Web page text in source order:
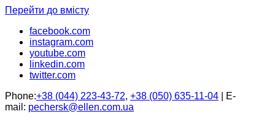
Перейти до вмісту
facebook.com
instagram.com
youtube.com
linkedin.com
twitter.com
Phone:+38 (044) 223-43-72, +38 (050) 635-11-04 | E-
mail: pechersk@ellen.com.ua